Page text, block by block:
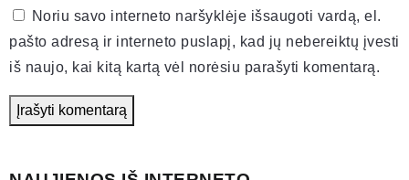
Noriu savo interneto naršyklėje išsaugoti vardą, el.
pašto adresą ir interneto puslapį, kad jų nebereiktų įvesti
iš naujo, kai kitą kartą vėl norėsiu parašyti komentarą.